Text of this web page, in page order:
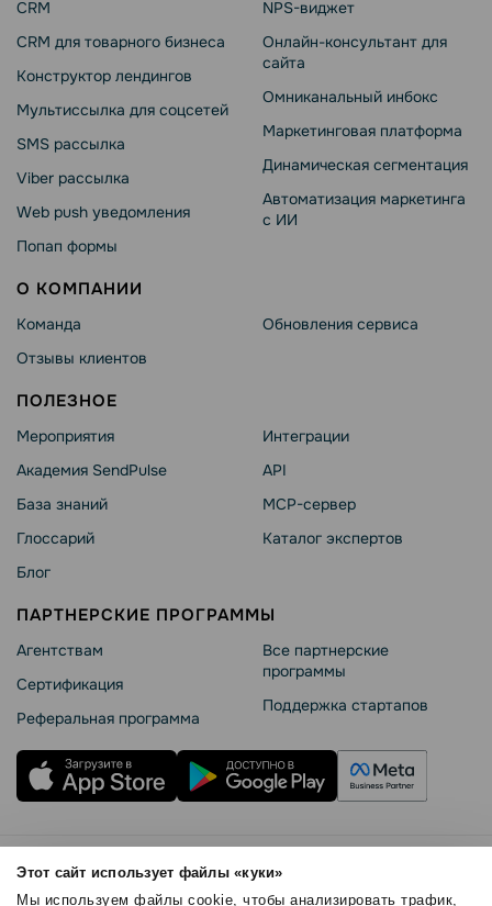
Этот сайт использует файлы «куки»
Мы используем файлы cookie, чтобы анализировать трафик,
CRM
CRM для товарного бизнеса
Конструктор лендингов
Мультиссылка для соцсетей
SMS рассылка
Viber рассылка
Web push уведомления
Попап формы
NPS-виджет
Онлайн-консультант для
сайта
Омниканальный инбокс
Маркетинговая платформа
Динамическая сегментация
Автоматизация маркетинга
с ИИ
О КОМПАНИИ
Команда
Отзывы клиентов
Обновления сервиса
ПОЛЕЗНОЕ
Мероприятия
Академия SendPulse
База знаний
Глоссарий
Блог
Интеграции
API
MCP-сервер
Каталог экспертов
ПАРТНЕРСКИЕ ПРОГРАММЫ
Агентствам
Сертификация
Реферальная программа
Все партнерские
программы
Поддержка стартапов
Правила использования
Безопасность SendPulse